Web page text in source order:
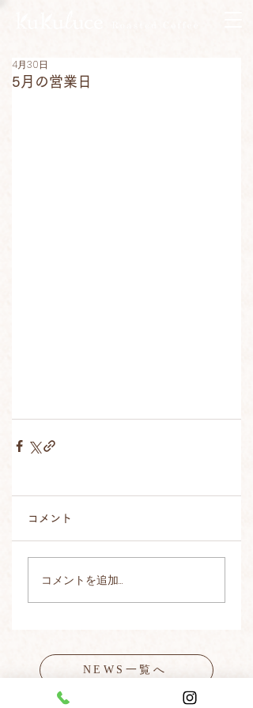
5月の営業日
4月30日
コメント
コメントを追加…
NEWS一覧へ